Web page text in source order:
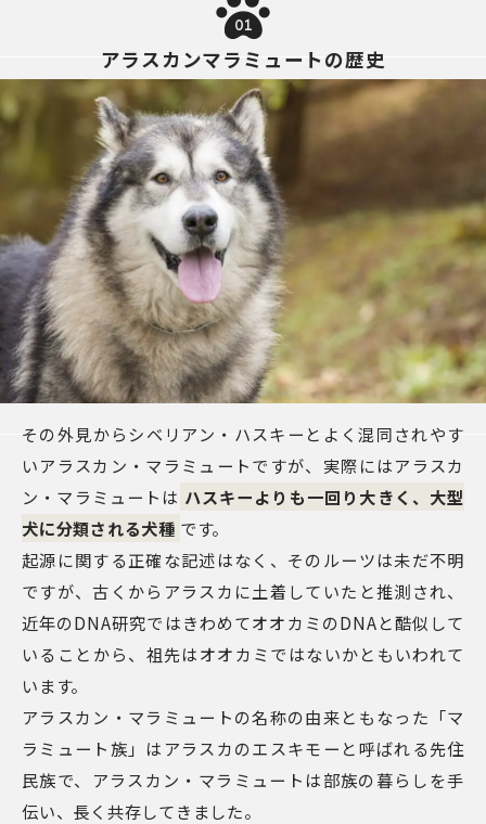
01
アラスカンマラミュートの歴史
その外見からシベリアン・ハスキーとよく混同されやす
いアラスカン・マラミュートですが、実際にはアラスカ
ン・マラミュートは ハスキーよりも一回り大きく、大型
犬に分類される犬種 です。
起源に関する正確な記述はなく、そのルーツは未だ不明
ですが、古くからアラスカに土着していたと推測され、
近年のDNA研究ではきわめてオオカミのDNAと酷似して
いることから、祖先はオオカミではないかともいわれて
います。
アラスカン・マラミュートの名称の由来ともなった「マ
ラミュート族」はアラスカのエスキモーと呼ばれる先住
民族で、アラスカン・マラミュートは部族の暮らしを手
伝い、長く共存してきました。